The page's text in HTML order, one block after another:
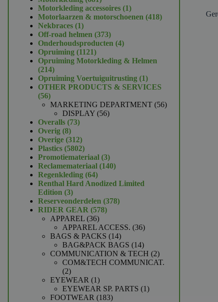
producten
Motorkleding accessoires 11
product
Motorlaarzen & motorschoenen 418418
Nekbraces 11
product
Off-road helmen 373373
producten
Onderhoudsproducten 44
Opruiming 11211121
producten
Opruiming Motorkleding & Helmen
214214
producten
Opruiming Voertuiguitrusting 11
product
OTHER PRODUCTS & SERVICES
5656
producten
MARKETING DEPARTMENT 5656
DISPLAY 5656
Overalls 7373
Overig 88
producten
Overige 312312
producten
Plastics 58025802
producten
Promotiemateriaal 33
producten
Reclamemateriaal 140140
Regenkleding 6464
producten
Renthal Hard Anodized Limited
Edition 33
producten
Reserveonderdelen 378378
RIDER GEAR 578578
APPAREL 3636
producten
APPAREL ACCESS. 3636
BAGS & PACKS 1414
producten
BAG&PACK BAGS 1414
producten
COMMUNICATION & TECH 22
producten
COM&TECH COMMUNICAT.
22
producten
EYEWEAR 11
product
EYEWEAR SP. PARTS 11
FOOTWEAR 183183